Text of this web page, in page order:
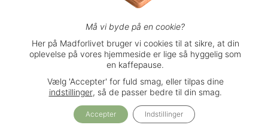
support@madforlivet.com
Brugerbetingelser
Privatlivspolitik
Handelsbetingelser
Må vi byde på en cookie?
Her på Madforlivet bruger vi cookies til at sikre, at din
oplevelse på vores hjemmeside er lige så hyggelig som
en kaffepause.
Vælg 'Accepter' for fuld smag, eller tilpas dine
indstillinger, så de passer bedre til din smag.
Accepter Indstillinger